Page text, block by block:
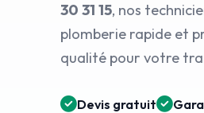
30 31 15, nos
plomberie rapide et
qualité pour votre
Devis gratuit